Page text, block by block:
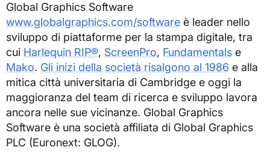
Global Graphics Software
www.globalgraphics.com/software è leader nello
sviluppo di piattaforme per la stampa digitale, tra
cui Harlequin RIP®, ScreenPro, Fundamentals e
Mako. Gli inizi della società risalgono al 1986 e alla
mitica città universitaria di Cambridge e oggi la
maggioranza del team di ricerca e sviluppo lavora
ancora nelle sue vicinanze. Global Graphics
Software è una società affiliata di Global Graphics
PLC (Euronext: GLOG).